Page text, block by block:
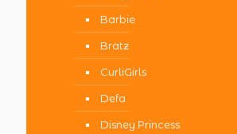
Barbie
Bratz
CurliGirls
Defa
Disney Princess